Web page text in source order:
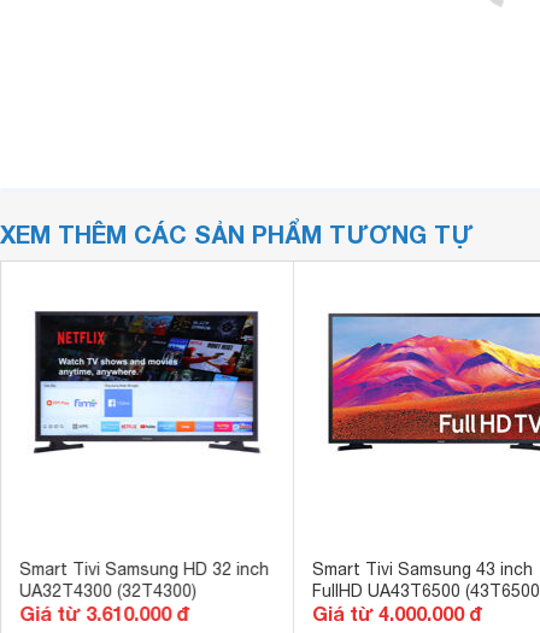
XEM THÊM CÁC SẢN PHẨM TƯƠNG TỰ
Smart Tivi Samsung HD 32 inch
UA32T4300 (32T4300)
Giá từ 3.610.000 đ
Smart Tivi Samsung 43 inch
FullHD UA43T6500
Giá từ 4.000.000 đ